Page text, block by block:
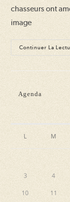
chasseurs ont
image
Continuer La
Agenda
L M
3 4
10 11